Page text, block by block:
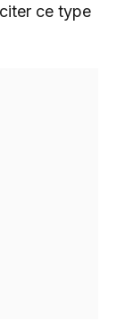
ce type